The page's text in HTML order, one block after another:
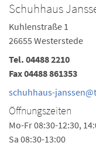
Schuhhaus
Kuhlenstraße 1
26655 Westerstede
Tel. 04488 2210
Fax 04488 861353
schuhhaus-
Öffnungszeiten
Mo-Fr 08:30-12:30,
Sa 08:30-13:00